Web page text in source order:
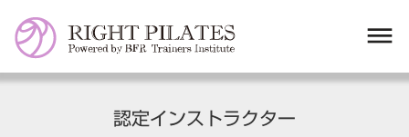
認定インストラクター
dehaze